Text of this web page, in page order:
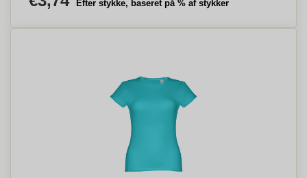
Efter stykke, baseret på % af stykker